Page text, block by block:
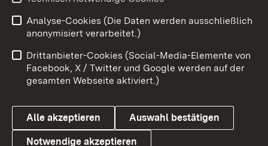
Benutzungshinweise
Barrierefreiheit
Datenschutz
Cookies
Analyse-Cookies (Die Daten werden ausschließlich
anonymisiert verarbeitet.)
Drittanbieter-Cookies (Social-Media-Elemente von
Facebook, X / Twitter und Google werden auf der
gesamten Webseite aktiviert.)
Alle akzeptieren Auswahl bestätigen
Notwendige akzeptieren